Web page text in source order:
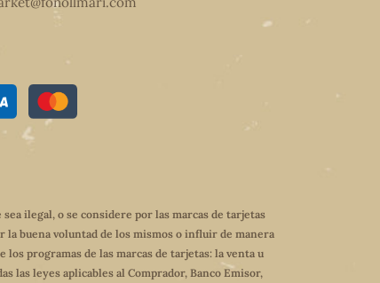
ilegal, o se considere por las marcas de tarjetas
la buena voluntad de los mismos o influir de manera
programas de las marcas de tarjetas: la venta u
las leyes aplicables al Comprador, Banco Emisor,